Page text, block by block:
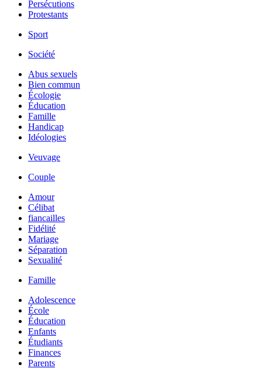
Persécutions
Protestants
Sport
Société
Abus sexuels
Bien commun
Écologie
Éducation
Famille
Handicap
Idéologies
Veuvage
Couple
Amour
Célibat
fiancailles
Fidélité
Mariage
Séparation
Sexualité
Famille
Adolescence
École
Éducation
Enfants
Étudiants
Finances
Parents